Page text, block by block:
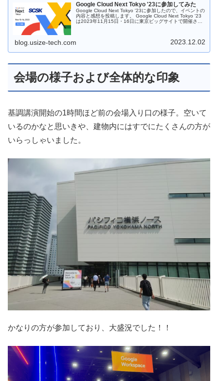
Google Cloud Next Tokyo '23に参加してみた
Google Cloud Next Tokyo '23に参加したので、イベントの
内容と感想を投稿します。 Google Cloud Next Tokyo '23
は2023年11月15日・16日に東京ビッグサイトで開催され
blog.usize-tech.com 2023.12.02
会場の様子および全体的な印象
基調講演開始の1時間ほど前の会場入り口の様子。空いて
いるのかなと思いきや、建物内にはすでにたくさんの方が
いらっしゃいました。
かなりの方が参加しており、大盛況でした！！